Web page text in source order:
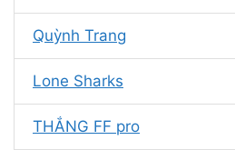
Quỳnh Trang
Lone Sharks
THẮNG FF pro